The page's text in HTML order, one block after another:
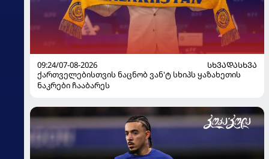
09:24/07-08-2026
ᲡᲮᲕᲐᲓᲐᲡᲮᲕᲐ
ქართველებისთვის ნაცნობ ვან'ტ სხიპს ყაზახეთის
ნაკრები ჩააბარეს